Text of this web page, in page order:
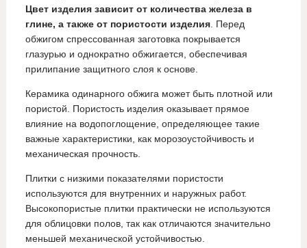
Цвет изделия зависит от количества железа в
глине, а также от пористости изделия. Перед
обжигом спрессованная заготовка покрывается
глазурью и однократно обжигается, обеспечивая
прилипание защитного слоя к основе.
Керамика одинарного обжига может быть плотной или
пористой. Пористость изделия оказывает прямое
влияние на водопоглощение, определяющее такие
важные характеристики, как морозоустойчивость и
механическая прочность.
Плитки с низкими показателями пористости
используются для внутренних и наружных работ.
Высокопористые плитки практически не используются
для облицовки полов, так как отличаются значительно
меньшей механической устойчивостью.